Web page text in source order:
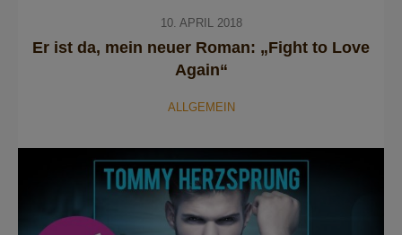
10. APRIL 2018
Er ist da, mein neuer Roman: „Fight to Love
Again“
ALLGEMEIN